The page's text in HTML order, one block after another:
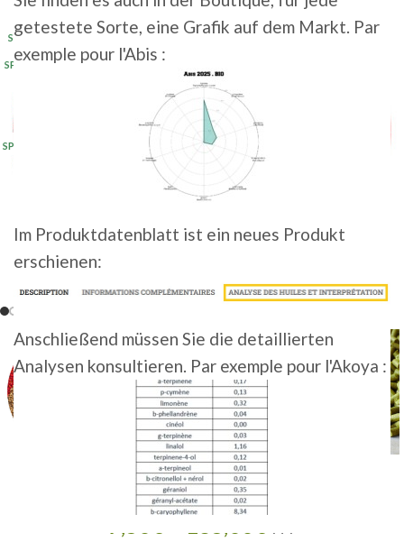
getestete Sorte, eine Grafik auf dem Markt. Par
exemple pour l'Abis :
Im Produktdatenblatt ist ein neues Produkt
erschienen:
Anschließend müssen Sie die detaillierten
Analysen konsultieren. Par exemple pour l'Akoya :
SP 1KG 2024
SP 1KG 2025 (2+)
SP 500G 2025 (2+)
SP 5KG 2025
CHINOOK • BIO